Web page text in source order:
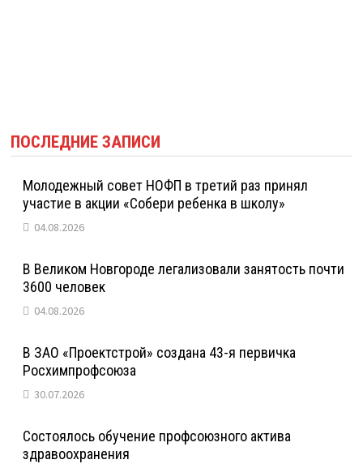
ПОСЛЕДНИЕ ЗАПИСИ
Молодежный совет НОФП в третий раз принял
участие в акции «Собери ребенка в школу»
04.08.2026
В Великом Новгороде легализовали занятость почти
3600 человек
04.08.2026
В ЗАО «Проектстрой» создана 43-я первичка
Росхимпрофсоюза
30.07.2026
Состоялось обучение профсоюзного актива
здравоохранения